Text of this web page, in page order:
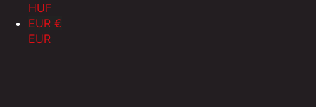
HUF
EUR €
EUR